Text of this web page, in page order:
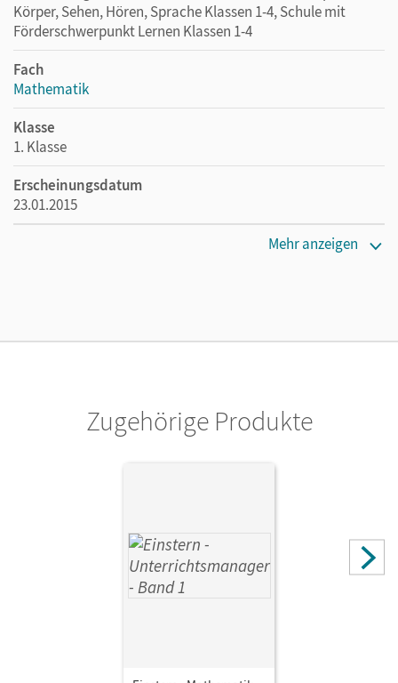
Körper, Sehen, Hören, Sprache Klassen 1-4, Schule mit
Förderschwerpunkt Lernen Klassen 1-4
Fach
Mathematik
Klasse
1. Klasse
Erscheinungsdatum
23.01.2015
Mehr anzeigen
Zugehörige Produkte